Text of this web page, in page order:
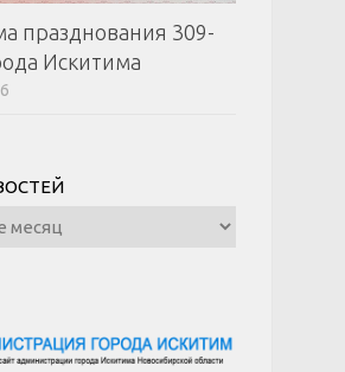
празднования 309-
Искитима